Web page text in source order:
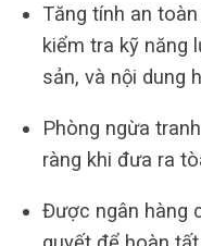
Tăng tính an
kiểm tra kỹ năng
sản, và nội dung
Phòng ngừa
ràng khi đưa ra
Được ngân hàng